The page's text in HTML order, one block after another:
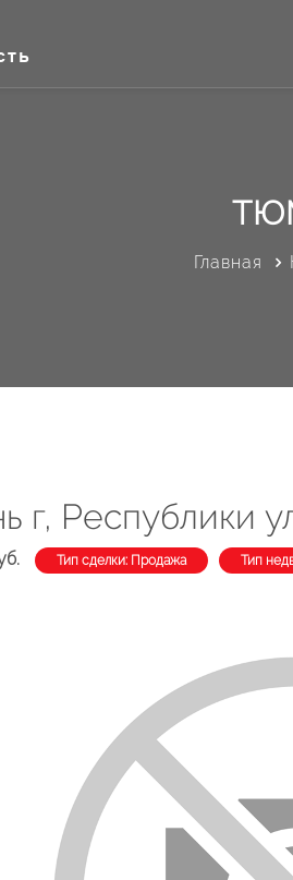
Главная
г, Республики
Тип сделки: Продажа Тип